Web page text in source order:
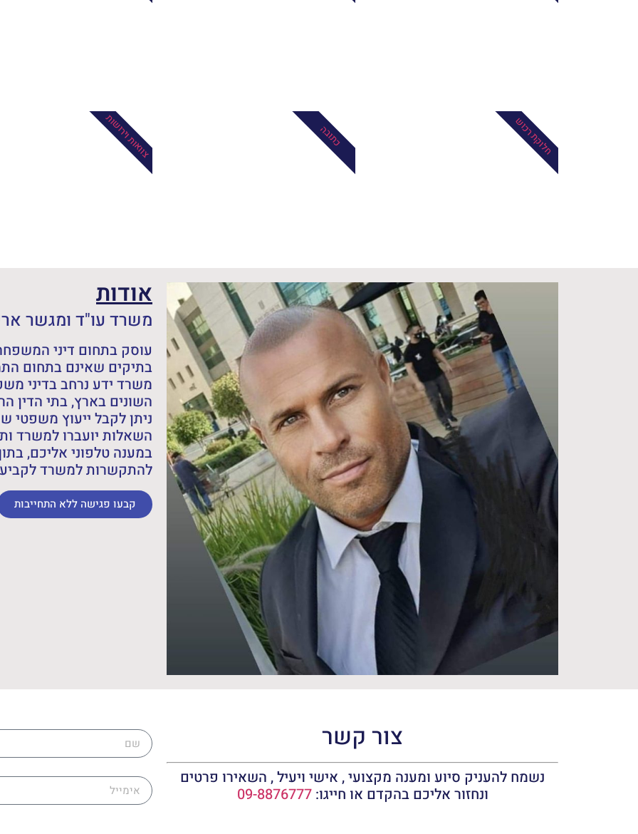
חלוקת רכוש כתובה צוואות וירושות
אודות
משרד עו"ד ומגשר
עוסק בתחום דיני
בתיקים שאינם בתחום
משרד ידע נרחב בדיני
השונים בארץ, בתי הדין
ניתן לקבל ייעוץ
השאלות יועברו למשרד
במענה טלפוני אליכם,
להתקשרות למשרד
קבעו פגישה ללא התחייבות
צור קשר
נשמח להעניק סיוע ומענה מקצועי , אישי ויעיל , השאירו פרטים
ונחזור אליכם בהקדם או חייגו:09-8876777